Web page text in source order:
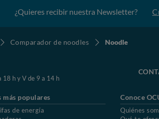
¿Quieres recibir nuestra Newsletter?
Comparador de noodles Noodle
18 h y V de 9 a 14 h
más populares
de energía
Conoce
Quiénes